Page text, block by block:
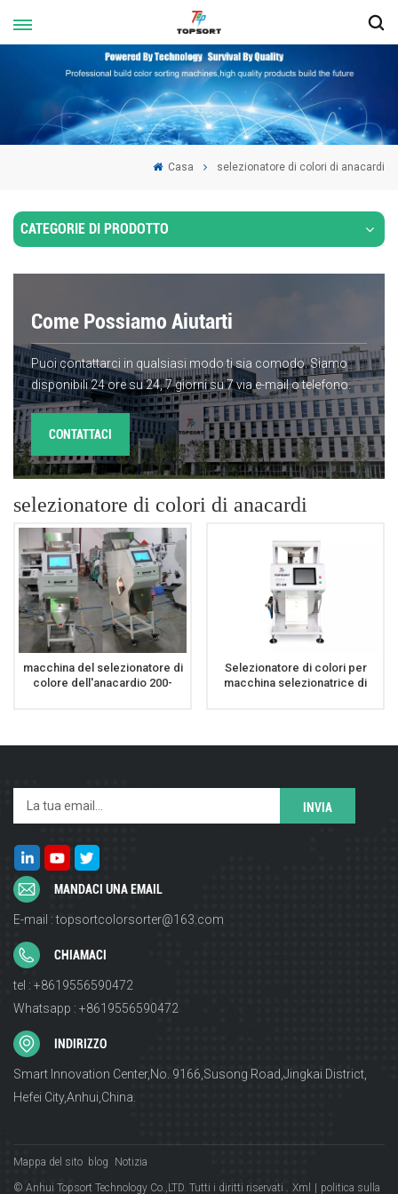
Casa selezionatore di colori di anacardi
CATEGORIE DI PRODOTTO
Come Possiamo Aiutarti
Puoi contattarci in qualsiasi modo ti sia comodo. Siamo
disponibili 24 ore su 24, 7 giorni su 7 via e-mail o telefono.
CONTATTACI
selezionatore di colori di anacardi
macchina del selezionatore di
colore dell'anacardio 200-
Selezionatore di colori per
macchina selezionatrice di
MANDACI UNA EMAIL
E-mail : topsortcolorsorter@163.com
CHIAMACI
tel : +8619556590472
Whatsapp : +8619556590472
INDIRIZZO
Smart Innovation Center,No. 9166,Susong Road,Jingkai District,
Hefei City,Anhui,China.
Mappa del sito blog Notizia
© Anhui Topsort Technology Co.,LTD. Tutti i diritti riservati . Xml politica sulla